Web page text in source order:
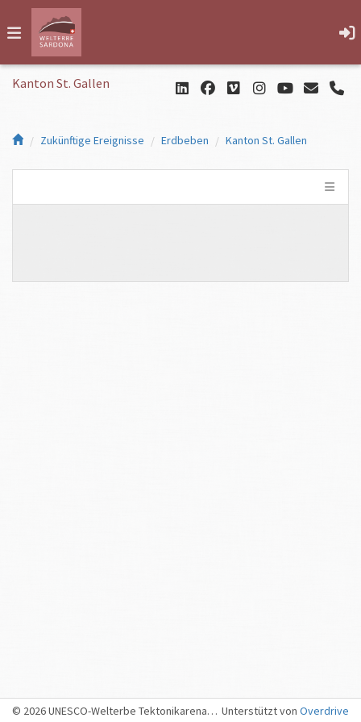
Kanton St. Gallen
Zukünftige Ereignisse Erdbeben Kanton St. Gallen
© 2026 UNESCO-Welterbe Tektonikarena Sardona, Sargans Unterstützt von Overdrive